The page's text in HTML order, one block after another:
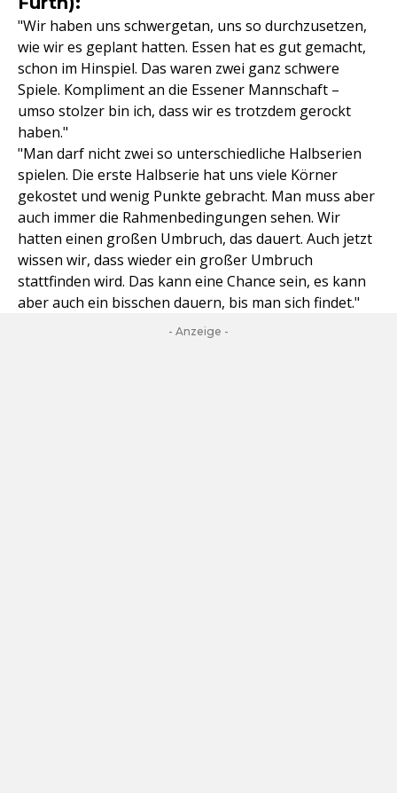
"Wir haben uns schwergetan, uns so durchzusetzen,
wie wir es geplant hatten. Essen hat es gut gemacht,
schon im Hinspiel. Das waren zwei ganz schwere
Spiele. Kompliment an die Essener Mannschaft –
umso stolzer bin ich, dass wir es trotzdem gerockt
haben."
"Man darf nicht zwei so unterschiedliche Halbserien
spielen. Die erste Halbserie hat uns viele Körner
gekostet und wenig Punkte gebracht. Man muss aber
auch immer die Rahmenbedingungen sehen. Wir
hatten einen großen Umbruch, das dauert. Auch jetzt
wissen wir, dass wieder ein großer Umbruch
stattfinden wird. Das kann eine Chance sein, es kann
aber auch ein bisschen dauern, bis man sich findet."
- Anzeige -